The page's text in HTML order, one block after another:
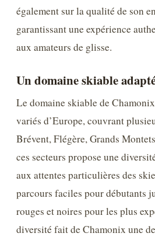
également sur la qualité de son
garantissant une expérience
aux amateurs de glisse.
Un domaine skiable
Le domaine skiable de
variés d’Europe, couvrant
Brévent, Flégère, Grands
ces secteurs propose une
aux attentes particulières des
parcours faciles pour débutants
rouges et noires pour les plus
diversité fait de Chamonix une